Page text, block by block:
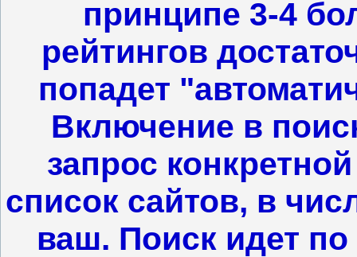
принципе 3-4
рейтингов
попадет
Включение в
запрос
список сайтов, в
ваш. Поиск идет